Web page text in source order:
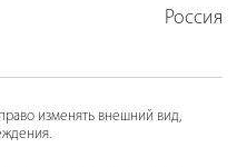
Россия
изменять внешний вид,